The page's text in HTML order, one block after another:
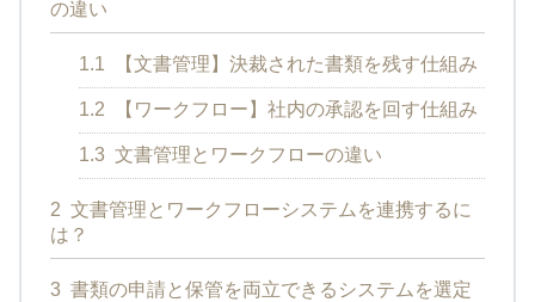
の違い
1.1 【文書管理】決裁された書類を残す仕組み
1.2 【ワークフロー】社内の承認を回す仕組み
1.3 文書管理とワークフローの違い
2 文書管理とワークフローシステムを連携するに
は？
3 書類の申請と保管を両立できるシステムを選定